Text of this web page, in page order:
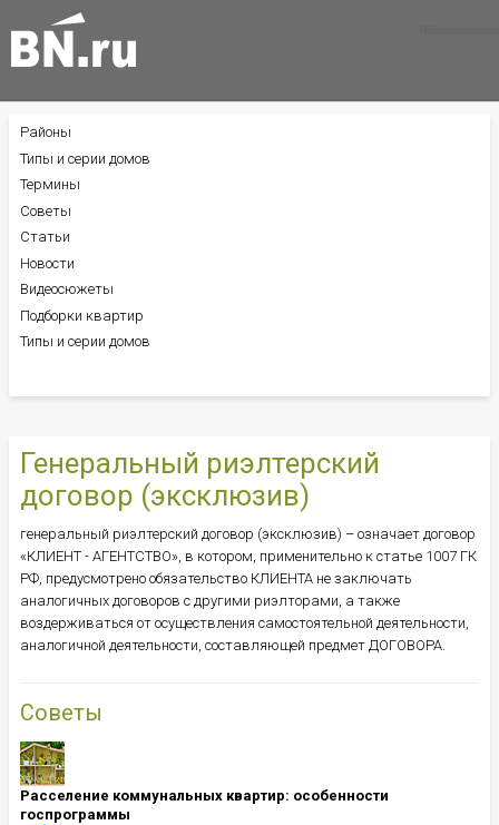
Генеральный риэлтерский
договор (эксклюзив)
генеральный риэлтерский договор (эксклюзив) – означает договор
«КЛИЕНТ - АГЕНТСТВО», в котором, применительно к статье 1007 ГК
РФ, предусмотрено обязательство КЛИЕНТА не заключать
аналогичных договоров с другими риэлторами, а также
воздерживаться от осуществления самостоятельной деятельности,
аналогичной деятельности, составляющей предмет ДОГОВОРА.
Советы
Расселение коммунальных квартир: особенности
госпрограммы
БОКОВОЕ
МЕНЮ
Районы
Типы и серии домов
Термины
Советы
Статьи
Новости
Видеосюжеты
Подборки квартир
Типы и серии домов